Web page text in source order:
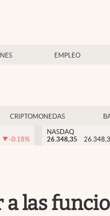
EMPLEO
CRIPTOMONEDAS
-0.18%
NASDAQ
26.348,35
a las